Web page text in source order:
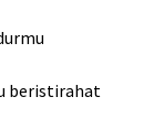
beristirahat